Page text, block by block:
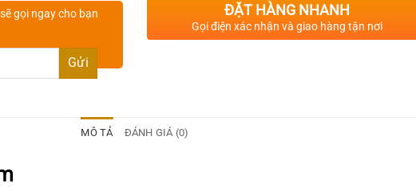
gọi ngay cho bạn
ĐẶT HÀNG NHANH
Gọi điện xác nhận và giao hàng tận nơi
MÔ TẢ ĐÁNH GIÁ (0)